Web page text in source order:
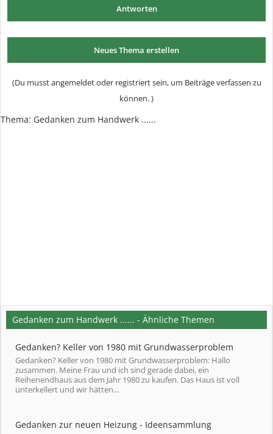
Antworten
Neues Thema erstellen
(Du musst angemeldet oder registriert sein, um Beiträge verfassen zu
können. )
Thema: Gedanken zum Handwerk ......
Gedanken zum Handwerk ...... - Ähnliche Themen
Gedanken? Keller von 1980 mit Grundwasserproblem
Gedanken? Keller von 1980 mit Grundwasserproblem: Hallo
zusammen. Meine Frau und ich sind gerade dabei, ein
Reihenendhaus aus dem Jahr 1980 zu kaufen. Das Haus ist voll
unterkellert und wir hätten...
Gedanken zur neuen Heizung - Ideensammlung